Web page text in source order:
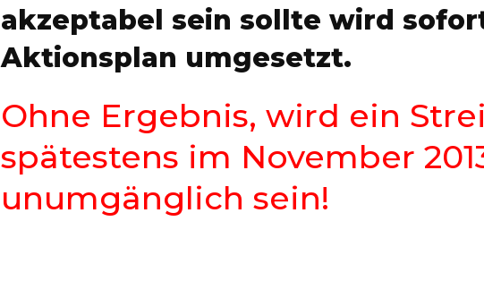
akzeptabel sein sollte wird
Aktionsplan umgesetzt.
Ohne Ergebnis, wird ein
spätestens im November
unumgänglich sein!